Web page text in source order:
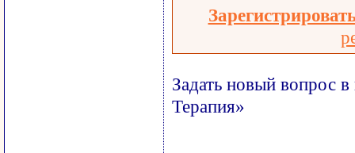
Задать новый вопрос
Терапия»